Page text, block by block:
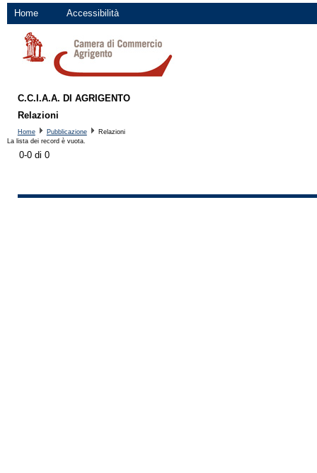
Home Accessibilità
C.C.I.A.A. DI AGRIGENTO
Relazioni
Home Pubblicazione
Relazioni
La lista dei record è vuota.
0-0 di 0